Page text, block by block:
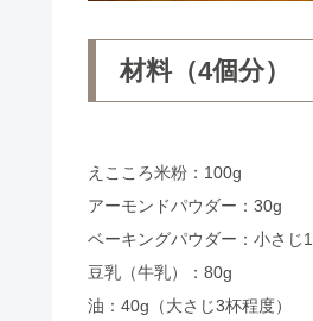
材料（4個分）
えこころ米粉：100g
アーモンドパウダー：30g
ベーキングパウダー：小さじ1
豆乳（牛乳）：80g
油：40g（大さじ3杯程度）